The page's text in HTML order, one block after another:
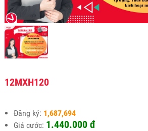
12MXH120
Đăng ký: 1,687,694
Giá cước: 1.440.000 đ